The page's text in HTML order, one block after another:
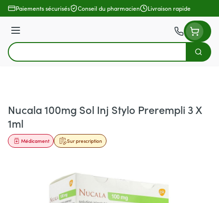
Aller au contenu
Paiements sécurisés Conseil du pharmacien Livraison rapide
Menu
Rechercher
Nucala 100mg Sol Inj Stylo Prerempli 3 X
1ml
Sur prescription
Médicament